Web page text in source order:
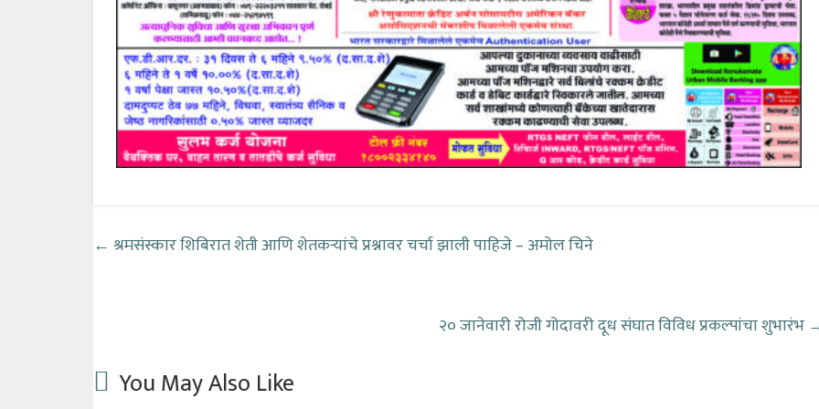
← श्रमसंस्कार शिबिरात शेती आणि शेतकऱ्यांचे प्रश्नावर चर्चा झाली पाहिजे – अमोल चिने
२० जानेवारी रोजी गोदावरी दूध संघात विविध प्रकल्पांचा शुभारंभ
You May Also Like